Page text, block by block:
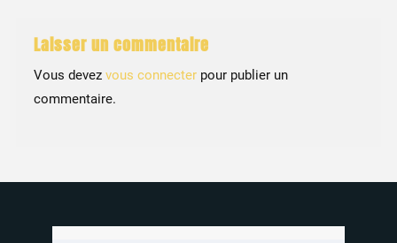
Laisser un commentaire
Vous devez vous connecterpour publier un
commentaire.